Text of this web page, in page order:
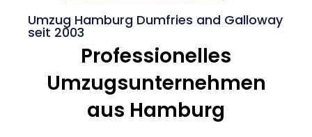
Umzug Hamburg Dumfries and Galloway
seit 2003
Professionelles
Umzugsunternehmen
aus Hamburg